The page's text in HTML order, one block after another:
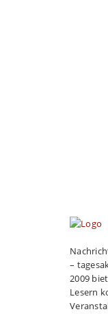
–
2009
Lesern